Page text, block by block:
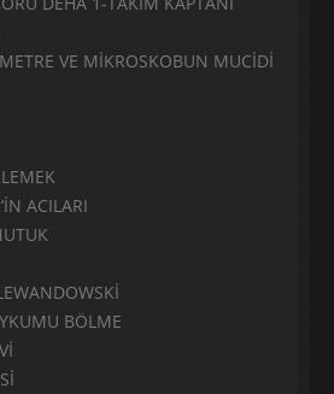
VE MİKROSKOBUN MUCİDİ
ACILARI
BÖLME